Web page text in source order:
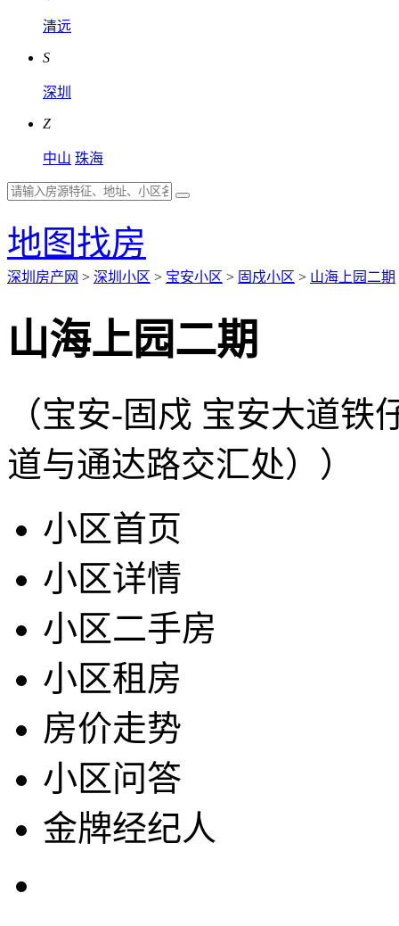
清远
S
深圳
Z
中山 珠海
地图找房
深圳房产网 > 深圳小区 > 宝安小区 > 固戍小区 > 山海上园二期
山海上园二期
（宝安-固戍 宝安大道
道与通达路交汇处））
小区首页
小区详情
小区二手房
小区租房
房价走势
小区问答
金牌经纪人